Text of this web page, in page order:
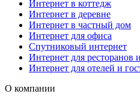
Интернет в коттедж
Интернет в деревне
Интернет в частный дом
Интернет для офиса
Спутниковый интернет
Интернет для ресторанов
Интернет для отелей и
О компании